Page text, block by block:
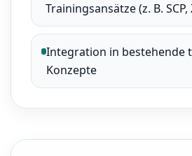
Trainingsansätze (z. B. SCP,
Integration in bestehende
Konzepte